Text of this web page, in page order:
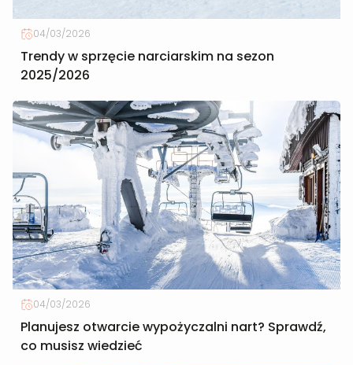
04/03/2026
Trendy w sprzęcie narciarskim na sezon
2025/2026
04/03/2026
Planujesz otwarcie wypożyczalni nart? Sprawdź,
co musisz wiedzieć